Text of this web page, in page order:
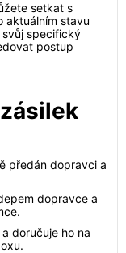
setkat s
aktuálním stavu
specifický
postup
předán dopravci a
dopravce a
doručuje ho na